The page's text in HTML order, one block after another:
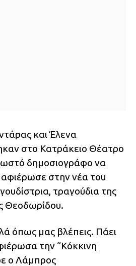
και Έλενα
στο Κατράκειο Θέατρο
δημοσιογράφο να
στην νέα του
τραγούδια της
Θεοδωρίδου.
όπως μας βλέπεις. Πάει
την “Κόκκινη
ο Λάμπρος